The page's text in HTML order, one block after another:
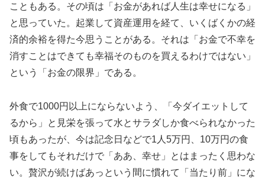
こともある。その頃は「お金があれば人生は幸せになる」
と思っていた。起業して資産運用を経て、いくばくかの経
済的余裕を得た今思うことがある。それは「お金で不幸を
消すことはできても幸福そのものを買えるわけではない」
という「お金の限界」である。
外食で1000円以上にならないよう、「今ダイエットして
るから」と見栄を張って水とサラダしか食べられなかった
頃もあったが、今は記念日などで1人5万円、10万円の食
事をしてもそれだけで「ああ、幸せ」とはまったく思わな
い。贅沢が続けばあっという間に慣れて「当たり前」にな